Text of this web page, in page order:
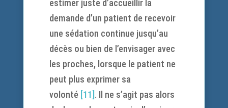
estimer juste d’accueillir la
demande d’un patient de recevoir
une sédation continue jusqu’au
décès ou bien de l’envisager avec
les proches, lorsque le patient ne
peut plus exprimer sa
volonté [11]. Il ne s’agit pas alors